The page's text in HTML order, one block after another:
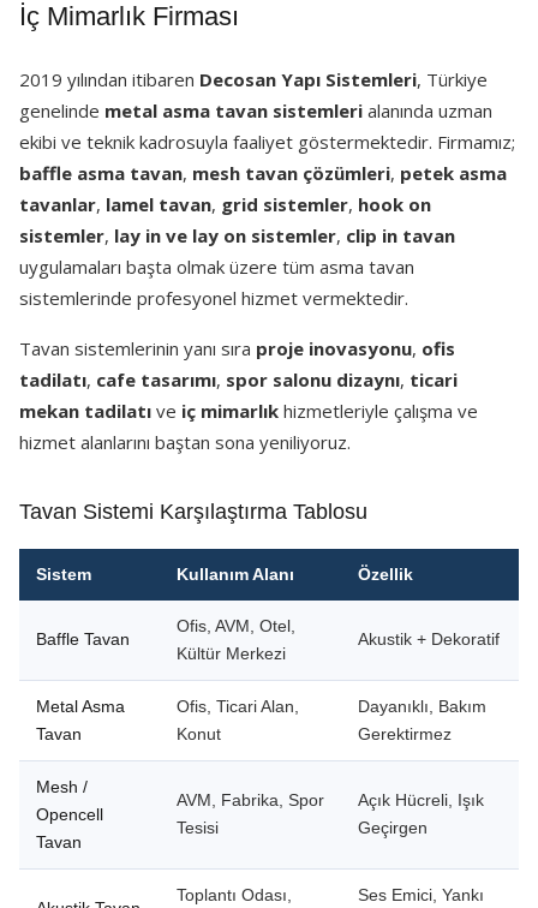
İç Mimarlık Firması
2019 yılından itibaren Decosan Yapı Sistemleri, Türkiye
genelinde metal asma tavan sistemleri alanında uzman
ekibi ve teknik kadrosuyla faaliyet göstermektedir. Firmamız;
baffle asma tavan, mesh tavan çözümleri, petek asma
tavanlar, lamel tavan, grid sistemler, hook on
sistemler, lay in ve lay on sistemler, clip in tavan
uygulamaları başta olmak üzere tüm asma tavan
sistemlerinde profesyonel hizmet vermektedir.
Tavan sistemlerinin yanı sıra proje inovasyonu, ofis
tadilatı, cafe tasarımı, spor salonu dizaynı, ticari
mekan tadilatı ve iç mimarlık hizmetleriyle çalışma ve
hizmet alanlarını baştan sona yeniliyoruz.
Tavan Sistemi Karşılaştırma Tablosu
Sistem Kullanım Alanı Özellik
Baffle Tavan
Ofis, AVM, Otel,
Kültür Merkezi
Akustik + Dekoratif
Metal Asma
Tavan
Ofis, Ticari Alan,
Konut
Dayanıklı, Bakım
Gerektirmez
Mesh /
Opencell
Tavan
AVM, Fabrika, Spor
Tesisi
Açık Hücreli, Işık
Geçirgen
Toplantı Odası,
Ses Emici, Yankı